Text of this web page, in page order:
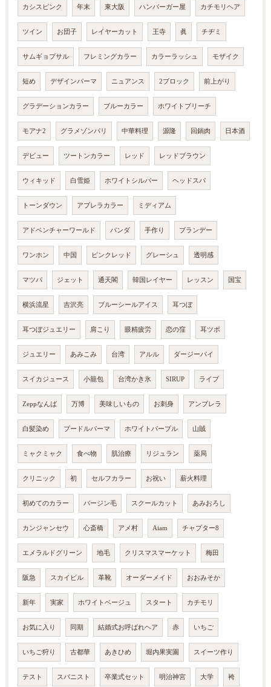
カシスピンク 年末 東大阪 ハンバーガー屋 カチモリヘア
ツイン お団子 レイヤーカット 王寺 眞 チヂミ
サムギョプサル フレミングカラー カラーラッシュ モザイク
短め デザインパーマ ニュアンス 2ブロック 前上がり
グラデーションカラー ブルーカラー ホワイトブリーチ
モアナ2 グラメゾンパリ 中華料理 源隆 回鍋肉 日本酒
デビュー ツートンカラー レッド レッドブラウン
ウィキッド 白雪姫 ホワイトシルバー ヘッドスパ
トーンダウン アブレラカラー ミディアム
アドベンチャーワールド パンダ 手作り ブランデー
ワンホン 中国 ピンクレッド グレーシュ 透明感
マツパ ジェット 通天閣 韓国レイヤー レッスン 国宝
横浜流星 吉沢亮 ブルーシールアイス 耳つぼ
耳つぼジュエリー 肩こり 眼精疲労 恋の窪 耳ツボ
ジュエリー あみこみ 台湾 アルル ダージーパイ
スイカジュース 小籠包 台湾かき氷 SIRUP ライブ
Zeppなんば 万博 美味しいもの お刺身 アンブレラ
白髪染め プードルパーマ ホワイトパープル 山賊
ミャクミャク 食べ物 肌治療 リジュラン 薬局
クリニック 初 セルフカラー お祝い 薪火料理
初めてのカラー バージン毛 スクールカット あみおろし
カンジャンセウ 心斎橋 アメ村 Aiam チャプター8
エメラルドグリーン 地毛 クリスマスマーケット 梅田
阪急 スカイビル 革靴 オーダーメイド おおみそか
新年 実家 ホワイトベージュ スタート カチモリ
お気に入り 同期 結婚式お呼ばれヘア 赤 いちご
いちご狩り 古都華 あきひめ 堀内果実園 スイーツ作り
テスト スパニスト 卒業式セット 明治神宮 大学 袴